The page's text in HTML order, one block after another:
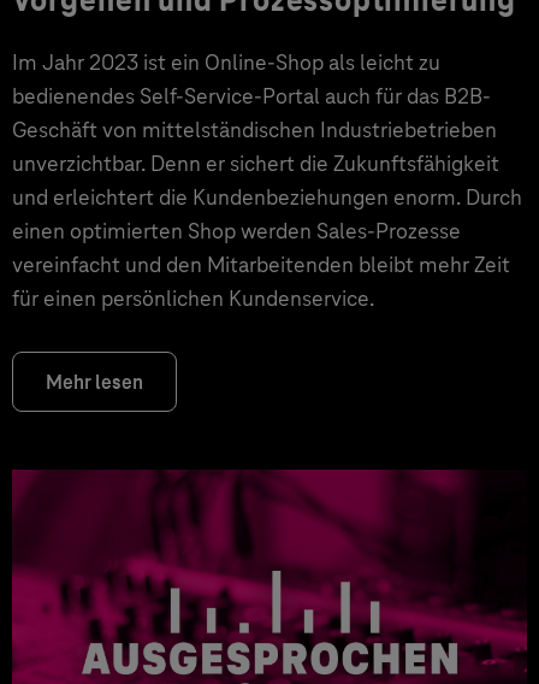
Im Jahr 2023 ist ein Online-Shop als leicht zu
bedienendes Self-Service-Portal auch für das B2B-
Geschäft von mittelständischen Industriebetrieben
unverzichtbar. Denn er sichert die Zukunftsfähigkeit
und erleichtert die Kundenbeziehungen enorm. Durch
einen optimierten Shop werden Sales-Prozesse
vereinfacht und den Mitarbeitenden bleibt mehr Zeit
für einen persönlichen Kundenservice.
Mehr lesen